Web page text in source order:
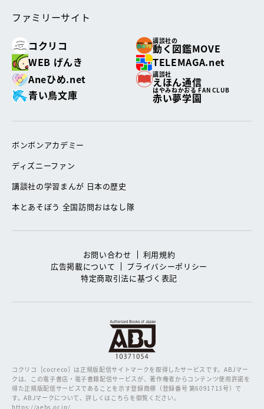
ファミリーサイト
コクリコ
講談社の
動く図鑑MOVE
WEB げんき
TELEMAGA.net
Aneひめ.net
講談社
えほん通信
青い鳥文庫
はやみねかおる FAN CLUB
赤い夢学園
ボンボンアカデミー
ディズニーファン
講談社の学習まんが 日本の歴史
本とあそぼう 全国訪問おはなし隊
お問い合わせ
利用規約
広告掲載について
プライバシーポリシー
特定商取引法に基づく表記
コクリコ［cocreco］は正規版配信サイトマークを取得したサービスです。ABJマー
クは、この電子書店・電子書籍配信サービスが、著作権者からコンテンツ使用許諾を
得た正規版配信サービスであることを示す登録商標（登録番号 第6091713号）で
す。ABJマークについて、詳しくはこちらを御覧ください。
https://aebs.or.jp/